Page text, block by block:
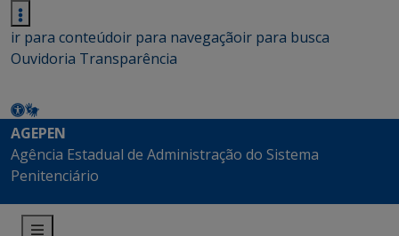
ir para conteúdoir para navegaçãoir para busca
Ouvidoria Transparência
AGEPEN
Agência Estadual de Administração do Sistema
Penitenciário